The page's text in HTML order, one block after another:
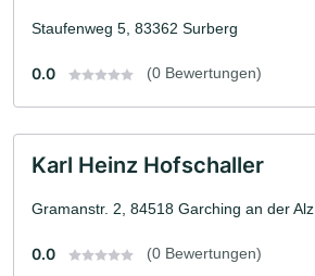
Staufenweg 5, 83362 Surberg
0.0 (0 Bewertungen)
Karl Heinz Hofschaller
Gramanstr. 2, 84518 Garching an der Alz
0.0 (0 Bewertungen)